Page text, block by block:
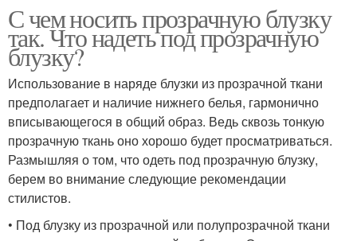
С чем носить прозрачную блузку
так. Что надеть под прозрачную
блузку?
Использование в наряде блузки из прозрачной ткани
предполагает и наличие нижнего белья, гармонично
вписывающегося в общий образ. Ведь сквозь тонкую
прозрачную ткань оно хорошо будет просматриваться.
Размышляя о том, что одеть под прозрачную блузку,
берем во внимание следующие рекомендации
стилистов.
• Под блузку из прозрачной или полупрозрачной ткани